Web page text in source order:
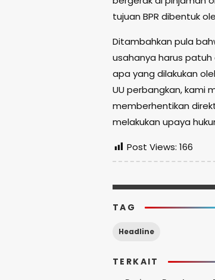
tujuan BPR dibentuk
Ditambahkan pula
usahanya harus
apa yang dilakukan
UU perbangkan, kami
memberhentikan
melakukan upaya
Post Views: 166
TAG
Headline
TERKAIT